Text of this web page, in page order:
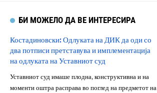
БИ МОЖЕЛО ДА ВЕ ИНТЕРЕСИРА
Костадиновски: Одлуката на ДИК да оди со
два потписи претставува и имплементација
на одлуката на Уставниот суд
Уставниот суд имаше плодна, конструктивна и на
моменти оштра расправа во поглед на предметот на